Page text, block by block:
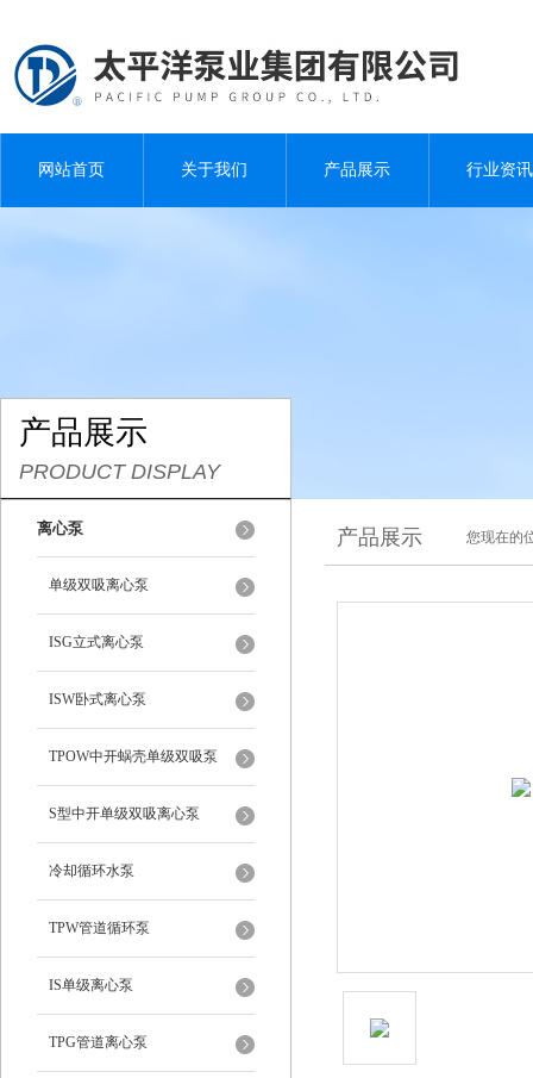
网站首页 关于我们 产品展示 行业资讯
产品展示
PRODUCT DISPLAY
离心泵
单级双吸离心泵
ISG立式离心泵
ISW卧式离心泵
TPOW中开蜗壳单级双吸泵
S型中开单级双吸离心泵
冷却循环水泵
TPW管道循环泵
IS单级离心泵
TPG管道离心泵
产品展示 您现在的